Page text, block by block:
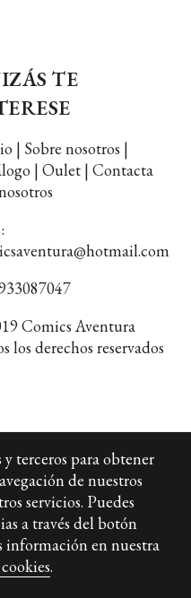
TE
| Sobre nosotros |
| Oulet | Contacta
Comics Aventura
los derechos reservados
terceros para obtener
de nuestros
servicios. Puedes
a través del botón
información en nuestra
.